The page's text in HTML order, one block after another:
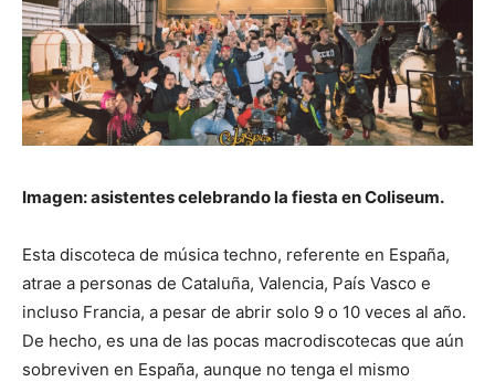
Imagen: asistentes celebrando la fiesta en Coliseum.
Esta discoteca de música techno, referente en España,
atrae a personas de Cataluña, Valencia, País Vasco e
incluso Francia, a pesar de abrir solo 9 o 10 veces al año.
De hecho, es una de las pocas macrodiscotecas que aún
sobreviven en España, aunque no tenga el mismo